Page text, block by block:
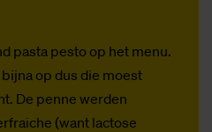
pasta pesto op het menu.
op dus die moest
De penne werden
(want lactose